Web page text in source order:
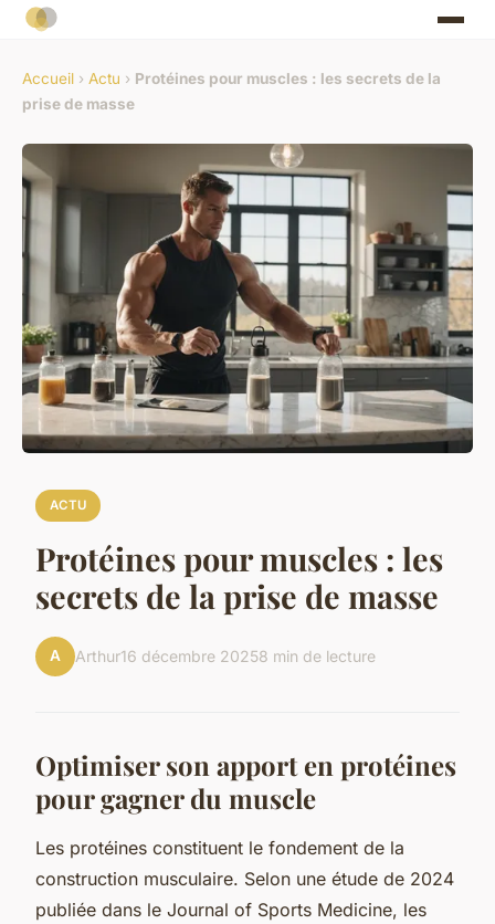
Accueil › Actu › Protéines pour muscles : les secrets de la
prise de masse
ACTU
Protéines pour muscles : les
secrets de la prise de masse
A Arthur16 décembre 20258 min de lecture
Optimiser son apport en protéines
pour gagner du muscle
Les protéines constituent le fondement de la
construction musculaire. Selon une étude de 2024
publiée dans le Journal of Sports Medicine, les